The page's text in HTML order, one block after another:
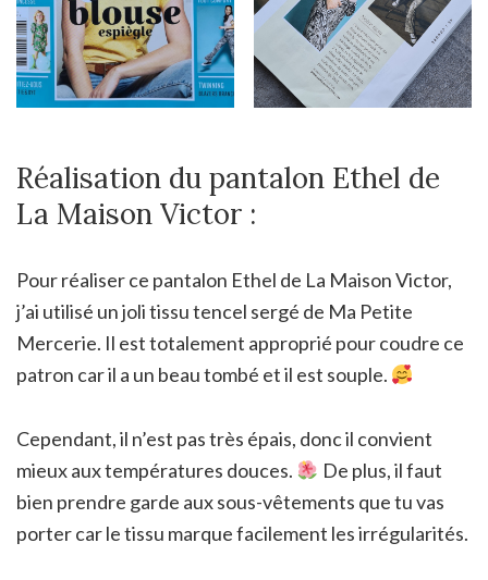
Réalisation du pantalon Ethel de
La Maison Victor :
Pour réaliser ce pantalon Ethel de La Maison Victor,
j’ai utilisé un joli tissu tencel sergé de Ma Petite
Mercerie. Il est totalement approprié pour coudre ce
patron car il a un beau tombé et il est souple.
Cependant, il n’est pas très épais, donc il convient
mieux aux températures douces.
De plus, il faut
bien prendre garde aux sous-vêtements que tu vas
porter car le tissu marque facilement les irrégularités.